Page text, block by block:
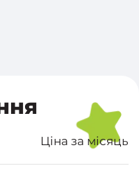
Ціна за місяць